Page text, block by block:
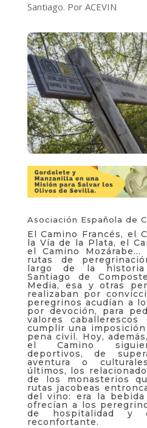
Santiago. Por ACEVIN
Asociación Española de
El Camino Francés, el
la Vía de la Plata, el
el Camino Mozárabe…
rutas de
largo de la historia
Santiago de
Media, esa y otras
realizaban por
peregrinosacudían a
por devoción, para
valores caballerescos
cumplir una
pena civil. Hoy,
el Camino s
deportivos, de
aventura o
últimos, los
de los monasterios
rutas jacobeas
del vino: era la
ofrecían a los
de hospitalidady
reconfortante.